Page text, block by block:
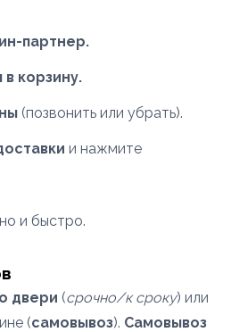
партнер.
корзину.
(позвонить или убрать).
и нажмите
и быстро.
двери (срочно/к сроку) или
(самовывоз). Самовывоз